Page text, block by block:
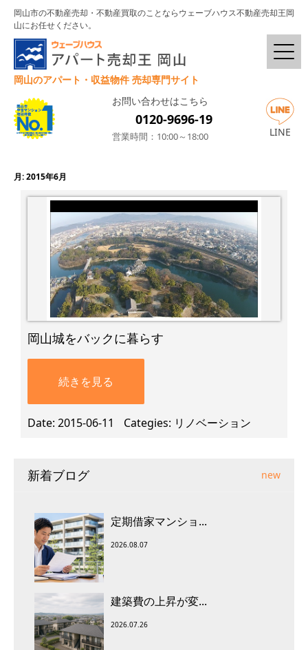
岡山市の不動産売却・不動産買取のことならウェーブハウス不動産売却王岡
山にお任せください。
岡山のアパート・収益物件 売却専門サイト
お問い合わせはこちら
0120-9696-19
営業時間：10:00～18:00 LINE
月:2015年6月
岡山城をバックに暮らす
続きを見る
Date 2015-06-11 Categies リノベーション
新着ブログ new
定期借家マンショ...
2026.08.07
建築費の上昇が変...
2026.07.26